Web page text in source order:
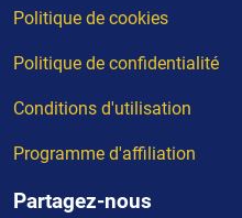
Politique de cookies
Politique de confidentialité
Conditions d'utilisation
Programme d'affiliation
Partagez-nous